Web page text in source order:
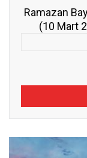
Ramazan
(10 Mart